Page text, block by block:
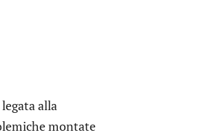
alla
montate